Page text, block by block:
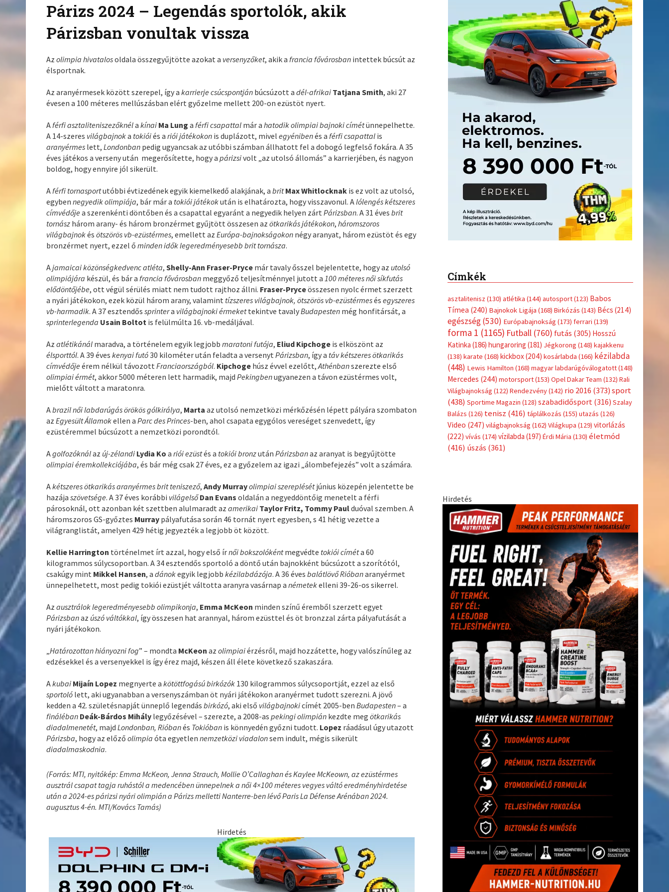
Párizs 2024 – Legendás sportolók, akik
Párizsban vonultak vissza
Azolimpia hivatalosoldala összegyűjtötte azokat a versenyzőket, akik afrancia fővárosban intettek búcsút az
élsportnak.
Az aranyérmesek között szerepel, így akarrierje csúcspontján búcsúzott adél-afrikai Tatjana Smith, aki 27
évesen a 100 méteres mellúszásban elért győzelme mellett 200-on ezüstöt nyert.
Aférfi asztaliteniszezőknélakínai Ma Lungaférfi csapattal már ahatodik olimpiai bajnoki címétünnepelhette.
A 14-szeres világbajnoka tokióiés ariói játékokon is duplázott, mivelegyénibenés aférfi csapattal is
aranyérmes lett,Londonban pedig ugyancsak az utóbbi számban állhatott fel a dobogó legfelső fokára. A 35
éves játékos a verseny után megerősítette, hogy apárizsivolt „az utolsó állomás” a karrierjében, és nagyon
boldog, hogy ennyire jól sikerült.
Aférfi tornasportutóbbi évtizedének egyik kiemelkedő alakjának, abritMax Whitlocknak is ez volt az utolsó,
egybennegyedik olimpiája, bár már a tokiói játékokután is elhatározta, hogy visszavonul. Alólengés kétszeres
címvédőjea szerenkénti döntőben és a csapattal egyaránt a negyedik helyen zártPárizsban. A 31 évesbrit
tornász három arany- és három bronzérmet gyűjtött összesen azötkarikás játékokon,háromszoros
világbajnokésötszörös vb-ezüstérmes, emellett azEurópa-bajnokságokon négy aranyat, három ezüstöt és egy
bronzérmet nyert, ezzel őminden idők legeredményesebb brit tornásza.
Ajamaicai közönségkedvenc atléta,Shelly-Ann Fraser-Pryce már tavaly ősszel bejelentette, hogy az utolsó
olimpiájára készül, és bár afrancia fővárosban meggyőző teljesítménnyel jutott a100 méteres női síkfutás
elődöntőjébe, ott végül sérülés miatt nem tudott rajthoz állni. Fraser-Pryceösszesen nyolc érmet szerzett
a nyári játékokon, ezek közül három arany, valamint tízszeres világbajnok, ötszörös vb-ezüstérmesésegyszeres
vb-harmadik. A 37 esztendőssprintera világbajnoki érmekettekintve tavalyBudapesten még honfitársát, a
sprinterlegenda Usain Boltot is felülmúlta 16. vb-medáljával.
Azatlétikánál maradva, a történelem egyik legjobbmaratoni futója, Eliud Kipchoge is elköszönt az
élsporttól. A 39 éveskenyai futó30 kilométer után feladta a versenytPárizsban, így a táv kétszeres ötkarikás
címvédőjeérem nélkül távozottFranciaországból. Kipchoge húsz évvel ezelőtt,Athénbanszerezte első
olimpiai érmét, akkor 5000 méteren lett harmadik, majdPekingbenugyanezen a távon ezüstérmes volt,
mielőtt váltott a maratonra.
Abrazil női labdarúgás örökös gólkirálya, Martaaz utolsó nemzetközi mérkőzésén lépett pályára szombaton
azEgyesült Államokellen aParc des Princes-ben, ahol csapata egygólos vereséget szenvedett, így
ezüstéremmel búcsúzott a nemzetközi porondtól.
Agolfozóknálaz új-zélandi Lydia Koariói ezüstés a tokiói bronzutánPárizsbanaz aranyat is begyűjtötte
olimpiai éremkollekciójába, és bár még csak 27 éves, ez a győzelem az igazi „álombefejezés” volt a számára.
Akétszeres ötkarikás aranyérmes brit teniszező,Andy Murrayolimpiai szereplésétjúnius közepén jelentette be
hazájaszövetsége. A 37 éves korábbi világelsőDan Evansoldalán a negyeddöntőig menetelt a férfi
párosoknál, ott azonban két szettben alulmaradt azamerikai Taylor Fritz, Tommy Paulduóval szemben. A
háromszoros GS-győztes Murray pályafutása során 46 tornát nyert egyesben, s 41 hétig vezette a
világranglistát, amelyen 429 hétig jegyezték a legjobb öt között.
Kellie Harrington történelmet írt azzal, hogy első írnői bokszolókéntmegvédte tokiói címéta 60
kilogrammos súlycsoportban. A 34 esztendős sportoló a döntő után bajnokként búcsúzott a szorítótól,
csakúgy mint Mikkel Hansen, adánokegyik legjobbkézilabdázója. A 36 évesbalátlövő Rióbanaranyérmet
ünnepelhetett, most pedig tokiói ezüstjét váltotta aranyra vasárnap anémetekelleni 39-26-os sikerrel.
Azausztrálok legeredményesebb olimpikonja, Emma McKeon minden színű éremből szerzett egyet
Párizsbanaz úszó váltókkal, így összesen hat arannyal, három ezüsttel és öt bronzzal zárta pályafutását a
nyári játékokon.
„Határozottan hiányozni fog” – mondta McKeonazolimpiaiérzésről, majd hozzátette, hogy valószínűleg az
edzésekkel és a versenyekkel is így érez majd, készen áll élete következő szakaszára.
Akubai Mijaín Lopez megnyerte akötöttfogású birkózók 130 kilogrammos súlycsoportját, ezzel az első
sportoló lett, aki ugyanabban a versenyszámban öt nyári játékokon aranyérmet tudott szerezni. A jövő
kedden a 42. születésnapját ünneplő legendásbirkózó, aki első világbajnokicímét 2005-benBudapesten– a
fináléban Deák-Bárdos Mihály legyőzésével – szerezte, a 2008-aspekingi olimpián kezdte megötkarikás
diadalmenetét, majdLondonban, Rióbanés Tokióban is könnyedén győzni tudott. Lopez ráadásul úgy utazott
Párizsba, hogy az előzőolimpiaóta egyetlennemzetközi viadalonsem indult, mégis sikerült
diadalmaskodnia.
(Forrás: MTI, nyitókép: Emma McKeon, Jenna Strauch, Mollie O’Callaghan és Kaylee McKeown, az ezüstérmes
ausztrál csapat tagja ruhástól a medencében ünnepelnek a női 4×100 méteres vegyes váltó eredményhirdetése
után a 2024-es párizsi nyári olimpián a Párizs melletti Nanterre-ben lévő Paris La Défense Arénában 2024.
augusztus 4-én. MTI/Kovács Tamás)
Hirdetés
Címkék
asztalitenisz (130) atlétika (144) autosport(123) Babos
Tímea (240) Bajnokok Ligája (168) Birkózás (143) Bécs (214)
egészség(530) Európabajnokság (173) ferrari (139)
forma 1 (1165) Futball(760) futás (305) Hosszú
Katinka (186) hungaroring (181) Jégkorong (148) kajakkenu
(138) karate (168) kickbox(204) kosárlabda (166) kézilabda
(448) Lewis Hamilton (168) magyar labdarúgóválogatott(148)
Mercedes (244) motorsport(153) Opel Dakar Team (132) Rali
Világbajnokság (122) Rendezvény(142) rio 2016 (373) sport
(438) Sportime Magazin (128) szabadidősport (316) Szalay
Balázs (126) tenisz (416) táplálkozás (155) utazás (126)
Video (247) világbajnokság (162) Világkupa (129) vitorlázás
(222) vívás (174) vízilabda (197) Érdi Mária (130) életmód
(416) úszás (361)
Hirdetés